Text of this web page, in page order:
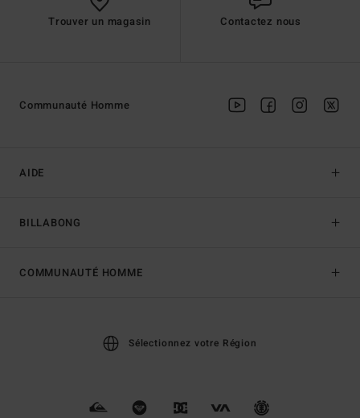
Trouver un magasin Contactez nous
AIDE
BILLABONG
Communauté Homme
COMMUNAUTÉ HOMME
Sélectionnez votre Région